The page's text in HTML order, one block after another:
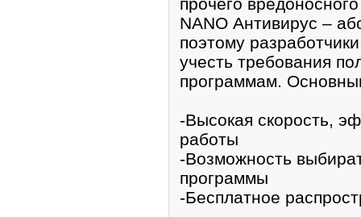
NANO Антивирус –
поэтому
учесть требования
программам.
-Высокая скорость,
работы
-Возможность
программы
-Бесплатное